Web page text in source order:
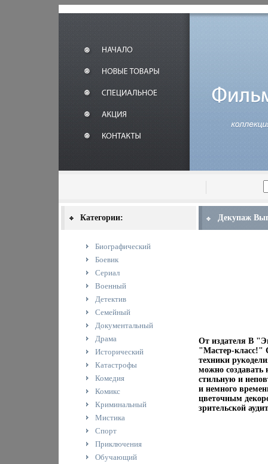
Категории:
Биографический
Боевик
Сериал
Военный
Детектив
Семейный
Документальный
Драма
Исторический
Катастрофы
Комедия
Комикс
Криминальный
Мистика
Спорт
Приключения
Обучающий
Декупаж
От издателя В
"Мастер-класс!"
техники
можно создавать
стильную и
и немного
цветочным
зрительской